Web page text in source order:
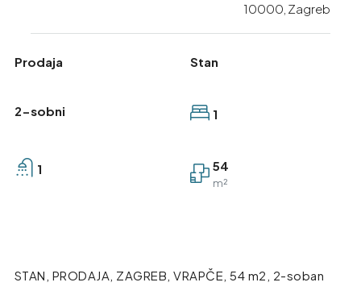
10000, Zagreb
Prodaja Stan
2-sobni 1
1 54
m²
STAN, PRODAJA, ZAGREB, VRAPČE, 54 m2, 2-soban